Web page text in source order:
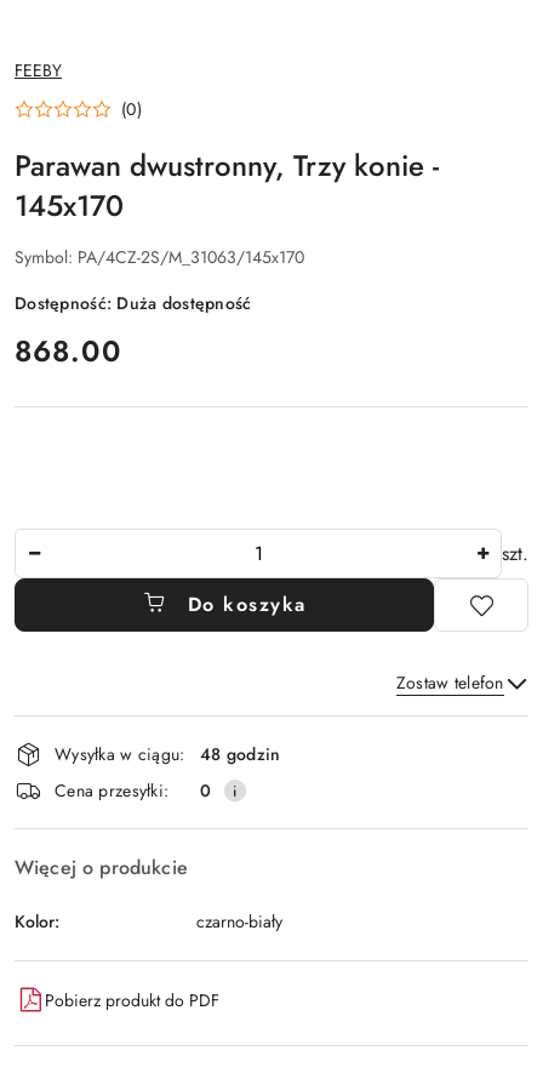
NAZWA
PRODUCENTA:
FEEBY
(0)
Parawan dwustronny, Trzy konie -
145x170
Symbol: PA/4CZ-2S/M_31063/145x170
Dostępność: Duża dostępność
cena:
868.00
szt.
Do koszyka
Zostaw telefon
Wyślij
Dostępność
i
dostawa
Wysyłka w ciągu:
48 godzin
Cena przesyłki:
0
Więcej o produkcie
Kolor: czarno-biały
Pobierz produkt do PDF